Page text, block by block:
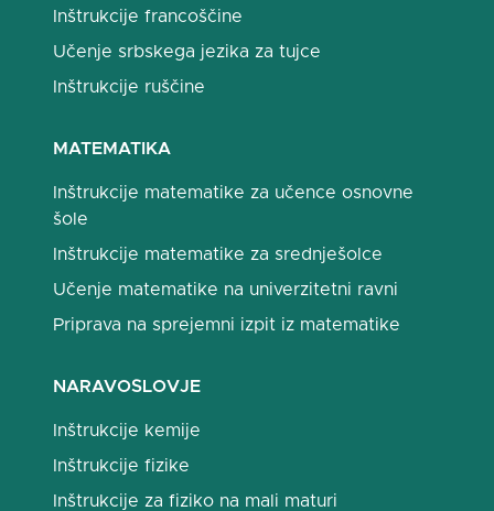
Inštrukcije francoščine
Učenje srbskega jezika za tujce
Inštrukcije ruščine
MATEMATIKA
Inštrukcije matematike za učence osnovne
šole
Inštrukcije matematike za srednješolce
Učenje matematike na univerzitetni ravni
Priprava na sprejemni izpit iz matematike
NARAVOSLOVJE
Inštrukcije kemije
Inštrukcije fizike
Inštrukcije za fiziko na mali maturi